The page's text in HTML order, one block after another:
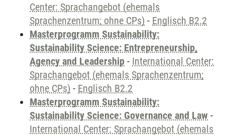
Center: Sprachangebot (ehemals
Sprachenzentrum; ohne CPs) - Englisch B2.2
Masterprogramm Sustainability:
Sustainability Science: Entrepreneurship,
Agency and Leadership - International Center:
Sprachangebot (ehemals Sprachenzentrum;
ohne CPs) - Englisch B2.2
Masterprogramm Sustainability:
Sustainability Science: Governance and Law -
International Center: Sprachangebot (ehemals